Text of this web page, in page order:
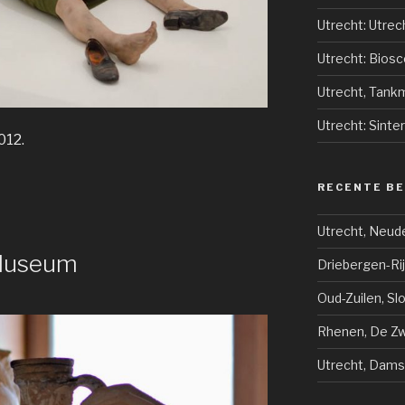
Utrecht:
Utrecht:
Utrecht,
Utrecht:
RECENTE
Utrecht,
Driebergen-
Oud-Zuilen,
Rhenen, De
Utrecht,